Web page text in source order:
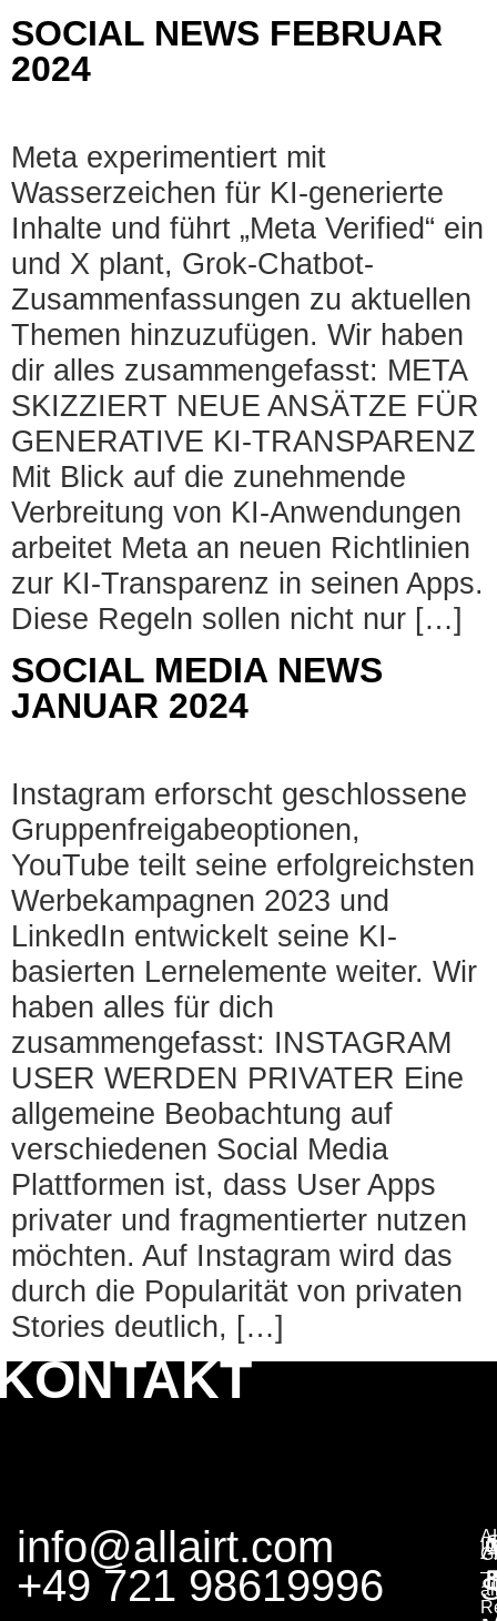
SOCIAL NEWS FEBRUAR
2024
Meta experimentiert mit
Wasserzeichen für KI-generierte
Inhalte und führt „Meta Verified“ ein
und X plant, Grok-Chatbot-
Zusammenfassungen zu aktuellen
Themen hinzuzufügen. Wir haben
dir alles zusammengefasst: META
SKIZZIERT NEUE ANSÄTZE FÜR
GENERATIVE KI-TRANSPARENZ
Mit Blick auf die zunehmende
Verbreitung von KI-Anwendungen
arbeitet Meta an neuen Richtlinien
zur KI-Transparenz in seinen Apps.
Diese Regeln sollen nicht nur […]
SOCIAL MEDIA NEWS
JANUAR 2024
Instagram erforscht geschlossene
Gruppenfreigabeoptionen,
YouTube teilt seine erfolgreichsten
Werbekampagnen 2023 und
LinkedIn entwickelt seine KI-
basierten Lernelemente weiter. Wir
haben alles für dich
zusammengefasst: INSTAGRAM
USER WERDEN PRIVATER Eine
allgemeine Beobachtung auf
verschiedenen Social Media
Plattformen ist, dass User Apps
privater und fragmentierter nutzen
möchten. Auf Instagram wird das
durch die Popularität von privaten
Stories deutlich, […]
info@allairt.com
+49 721 98619996
–